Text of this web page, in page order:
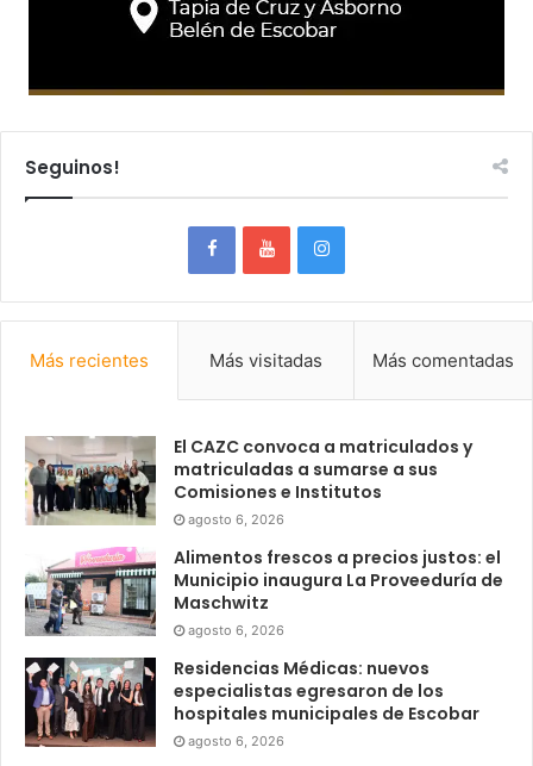
Seguinos!
Más recientes Más visitadas Más comentadas
El CAZC convoca a matriculados y
matriculadas a sumarse a sus
Comisiones e Institutos
agosto 6, 2026
Alimentos frescos a precios justos: el
Municipio inaugura La Proveeduría de
Maschwitz
agosto 6, 2026
Residencias Médicas: nuevos
especialistas egresaron de los
hospitales municipales de Escobar
agosto 6, 2026